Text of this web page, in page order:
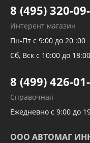
Тормозных трубок
Рукавов
Рукавов компрессоров
Трубок кондиционеров
Развертка пайка
алюминиевых трубок
8 (495) 320-
Интерент магазин
Пн-Пт с 9:00 до 20 :00
Сб, Вск с 10:00 до 18:00
8 (499) 426-
Справочная
Ежедневно с 9:00 до
ООО АВТОМАГ ИНН